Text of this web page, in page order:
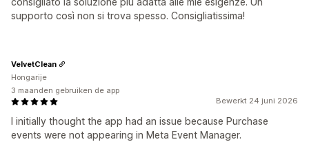
supporto così non si trova spesso. Consigliatissima!
Bewerkt 24 juni 2026
I initially thought the app had an issue because Purchase
events were not appearing in Meta Event Manager.
VelvetClean
Hongarije
3 maanden gebruiken de app